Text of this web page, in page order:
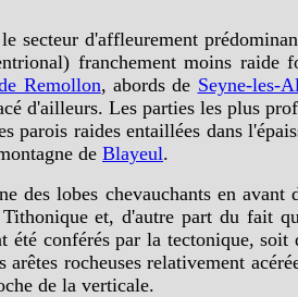
secteur d'affleurement
franchement moins raide
Remollon, abords de Seyne-les-
d'ailleurs. Les parties les plus
parois raides entaillées dans
de Blayeul.
des lobes chevauchants en
et, d'autre part du fait
été conférés par la tectonique,
arêtes rocheuses relativement
de la verticale.